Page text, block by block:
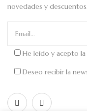
novedades y descuentos.
He leído y acepto la
Deseo recibir la